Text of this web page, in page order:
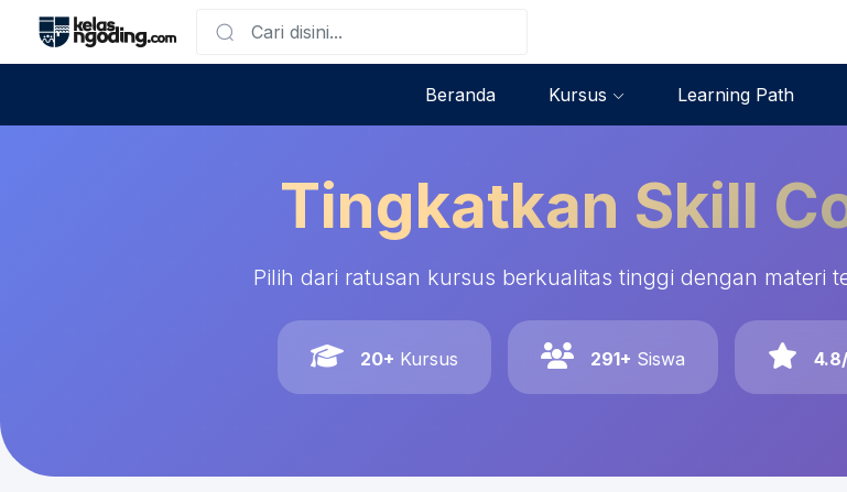
Beranda Kursus Learning Path
Tingkatkan Skill
Pilih dari ratusan kursus berkualitas tinggi dengan materi
20+ Kursus 291+ Siswa